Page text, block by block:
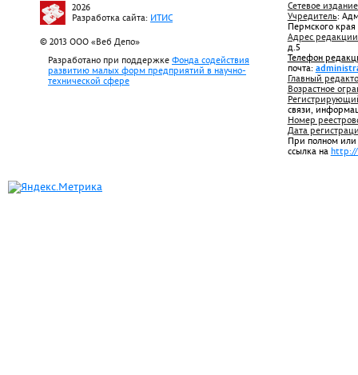
2026
Разработка сайта: ИТИС
© 2013 ООО «Веб Депо»
Разработано при поддержке Фонда содействия
развитию малых форм предприятий в научно-
технической сфере
Сетевое
Учредитель:
Пермского края
Адрес
д.5
Телефон
почта:
Главный
Возрастное
связи,
Номер
Дата
При полном или
ссылка на http://